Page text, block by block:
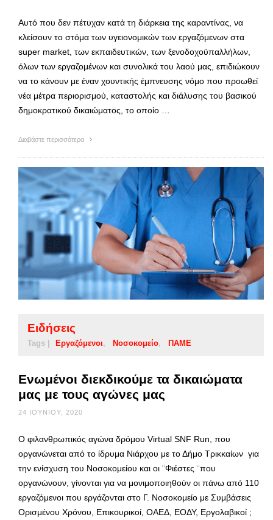
Αυτό που δεν πέτυχαν κατά τη διάρκεια της καραντίνας, να
κλείσουν το στόμα των υγειονομικών των εργαζόμενων στα
super market, των εκπαιδευτικών, των ξενοδοχοϋπαλλήλων,
όλων των εργαζομένων και συνολικά του λαού μας, επιδιώκουν
να το κάνουν με έναν χουντικής έμπνευσης νόμο που προωθεί
νέα μέτρα περιορισμού, καταστολής και διάλυσης του βασικού
δημοκρατικού δικαιώματος, το οποίο …
Διαβάστε περισσότερα
Ειδήσεις
Tags | Εργαζόμενοι Νοσοκομείο ΠΑΜΕ
Ενωμένοι διεκδικούμε τα δικαιώματα
μας με τους αγώνες μας
24 ΙΟΥΝΊΟΥ, 2020
Ο φιλανθρωπικός αγώνα δρόμου Virtual SNF Run, που
οργανώνεται από το ίδρυμα Νιάρχου με το Δήμο Τρικκαίων για
την ενίσχυση του Νοσοκομείου και οι ¨Φιέστες ¨που
οργανώνουν, γίνονται για να μονιμοποιηθούν οι πάνω από 110
εργαζόμενοι που εργάζονται στο Γ. Νοσοκομείο με Συμβάσεις
Ορισμένου Χρόνου, Επικουρικοί, ΟΑΕΔ, ΕΟΔΥ, Εργολαβικοί ;